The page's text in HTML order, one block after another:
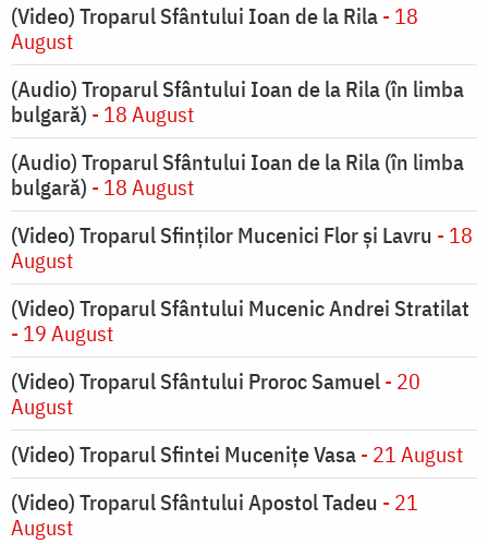
(Video) Troparul Sfântului Ioan de la Rila- 18
August
(Audio) Troparul Sfântului Ioan de la Rila (în limba
bulgară) - 18 August
(Audio) Troparul Sfântului Ioan de la Rila (în limba
bulgară) - 18 August
(Video) Troparul Sfinților Mucenici Flor și Lavru - 18
August
(Video) Troparul Sfântului Mucenic Andrei Stratilat
- 19 August
(Video) Troparul Sfântului Proroc Samuel- 20
August
(Video) Troparul Sfintei Mucenițe Vasa- 21 August
(Video) Troparul Sfântului Apostol Tadeu - 21
August